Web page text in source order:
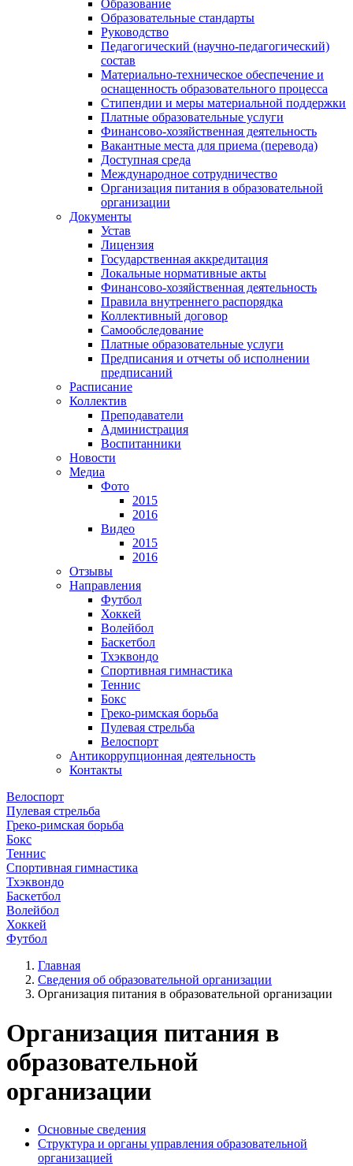
Образование
Образовательные стандарты
Руководство
Педагогический (научно-педагогический)
состав
Материально-техническое обеспечение и
оснащенность образовательного процесса
Стипендии и меры материальной поддержки
Платные образовательные услуги
Финансово-хозяйственная деятельность
Вакантные места для приема (перевода)
Доступная среда
Международное сотрудничество
Организация питания в образовательной
организации
Документы
Устав
Лицензия
Государственная аккредитация
Локальные нормативные акты
Финансово-хозяйственная деятельность
Правила внутреннего распорядка
Коллективный договор
Самообследование
Платные образовательные услуги
Предписания и отчеты об исполнении
предписаний
Расписание
Коллектив
Преподаватели
Администрация
Воспитанники
Новости
Медиа
Фото
2015
2016
Видео
2015
2016
Отзывы
Направления
Футбол
Хоккей
Волейбол
Баскетбол
Тхэквондо
Спортивная гимнастика
Теннис
Бокс
Греко-римская борьба
Пулевая стрельба
Велоспорт
Антикоррупционная деятельность
Контакты
Велоспорт
Пулевая стрельба
Греко-римская борьба
Бокс
Теннис
Спортивная гимнастика
Тхэквондо
Баскетбол
Волейбол
Хоккей
Футбол
Главная
Сведения об образовательной организации
Организация питания в образовательной организации
Организация питания в
образовательной
организации
Основные сведения
Структура и органы управления образовательной
организацией